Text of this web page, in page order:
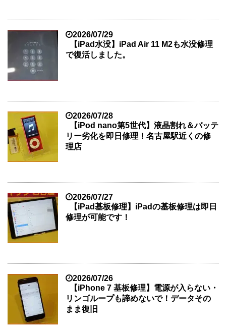
2026/07/29
【iPad水没】iPad Air 11 M2も水没修理
で復活しました。
2026/07/28
【iPod nano第5世代】液晶割れ＆バッテ
リー劣化を即日修理！名古屋駅近くの修
理店
2026/07/27
【iPad基板修理】iPadの基板修理は即日
修理が可能です！
2026/07/26
【iPhone 7 基板修理】電源が入らない・
リンゴループも諦めないで！データその
まま復旧